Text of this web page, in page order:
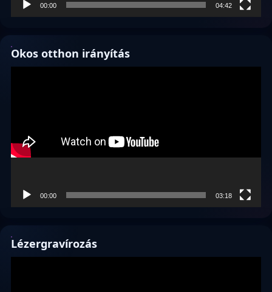
00:00 04:42
Okos otthon irányítás
00:00 03:18
Lézergravírozás